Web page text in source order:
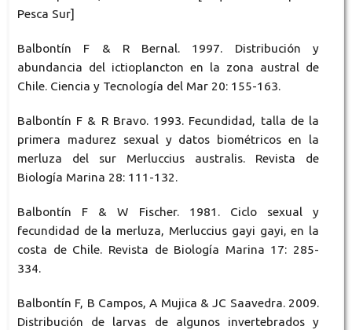
Pesca Sur]
Balbontín F & R Bernal. 1997. Distribución y
abundancia del ictioplancton en la zona austral de
Chile. Ciencia y Tecnología del Mar 20: 155-163.
Balbontín F & R Bravo. 1993. Fecundidad, talla de la
primera madurez sexual y datos biométricos en la
merluza del sur Merluccius australis. Revista de
Biología Marina 28: 111-132.
Balbontín F & W Fischer. 1981. Ciclo sexual y
fecundidad de la merluza, Merluccius gayi gayi, en la
costa de Chile. Revista de Biología Marina 17: 285-
334.
Balbontín F, B Campos, A Mujica & JC Saavedra. 2009.
Distribución de larvas de algunos invertebrados y